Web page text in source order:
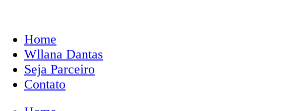
Home
Wllana Dantas
Seja Parceiro
Contato